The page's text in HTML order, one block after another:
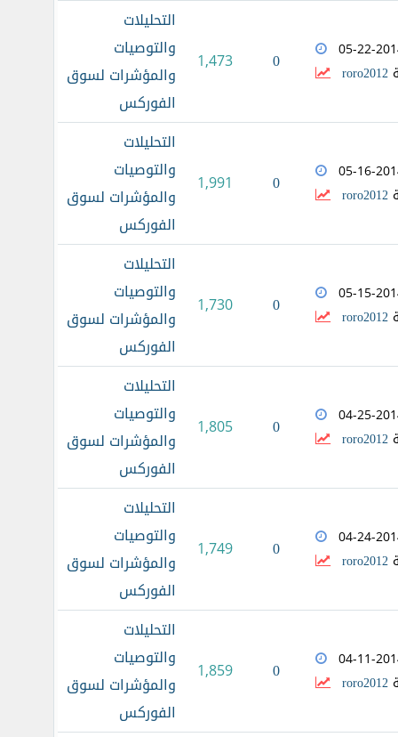
05-22-
roro2012
0
1,473
التحليلات
والتوصيات
والمؤشرات لسوق
الفوركس
05-16-
roro2012
0
1,991
التحليلات
والتوصيات
والمؤشرات لسوق
الفوركس
05-15-
roro2012
0
1,730
التحليلات
والتوصيات
والمؤشرات لسوق
الفوركس
04-25-
roro2012
0
1,805
التحليلات
والتوصيات
والمؤشرات لسوق
الفوركس
04-24-
roro2012
0
1,749
التحليلات
والتوصيات
والمؤشرات لسوق
الفوركس
04-11-
roro2012
0
1,859
التحليلات
والتوصيات
والمؤشرات لسوق
الفوركس